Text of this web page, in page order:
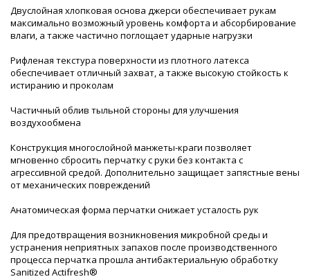
Двуслойная хлопковая основа джерси обеспечивает рукам
максимально возможный уровень комфорта и абсорбирование
влаги, а также частично поглощает ударные нагрузки
Рифленая текстура поверхности из плотного латекса
обеспечивает отличный захват, а также высокую стойкость к
истиранию и проколам
Частичный облив тыльной стороны для улучшения
воздухообмена
Конструкция многослойной манжеты-краги позволяет
мгновенно сбросить перчатку с руки без контакта с
агрессивной средой. Дополнительно защищает запястные вены
от механических повреждений
Анатомическая форма перчатки снижает усталость рук
Для предотвращения возникновения микробной среды и
устранения неприятных запахов после производственного
процесса перчатка прошла антибактериальную обработку
Sanitized Actifresh®